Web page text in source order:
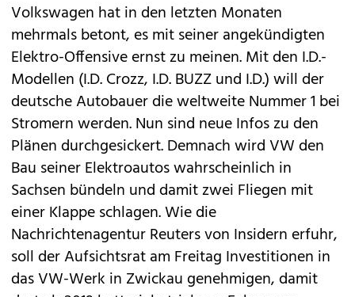
Volkswagen hat in den letzten Monaten
mehrmals betont, es mit seiner angekündigten
Elektro-Offensive ernst zu meinen. Mit den I.D.-
Modellen (I.D. Crozz, I.D. BUZZund I.D.) will der
deutsche Autobauer die weltweite Nummer 1 bei
Stromern werden. Nun sind neue Infos zu den
Plänen durchgesickert. Demnach wird VW den
Bau seiner Elektroautos wahrscheinlich in
Sachsen bündeln und damit zwei Fliegen mit
einer Klappe schlagen. Wie die
Nachrichtenagentur Reuters von Insidern erfuhr,
soll der Aufsichtsrat am Freitag Investitionen in
das VW-Werk in Zwickau genehmigen, damit